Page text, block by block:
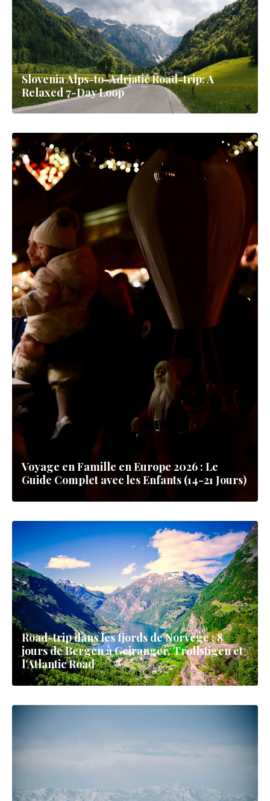
Slovenia Alps-to-Adriatic Road-trip: A
Relaxed 7-Day Loop
Voyage en Famille en Europe 2026 : Le
Guide Complet avec les Enfants (14-21 Jours)
Road-trip dans les fjords de Norvège : 8
jours de Bergen à Geiranger, Trollstigen et
l’Atlantic Road